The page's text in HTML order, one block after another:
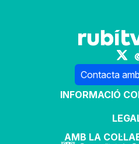
Contacta
INFORMACIÓ
AMB LA